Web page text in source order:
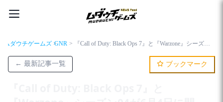
ムダウチゲームズ GNR 『Call of Duty: Black Ops 7』と『Warzone』シーズン04が6月4日に開幕！新マップ、新モード、新武器、Ranked Play刷新など大量コンテンツを一挙紹介
← 最新記事一覧 ブックマーク